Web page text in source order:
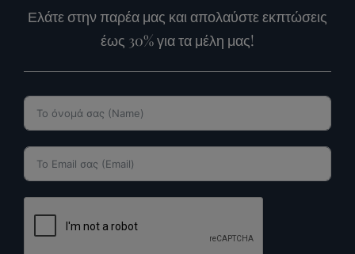
Ελάτε στην παρέα μας και απολαύστε εκπτώσεις
έως 30% για τα μέλη μας!